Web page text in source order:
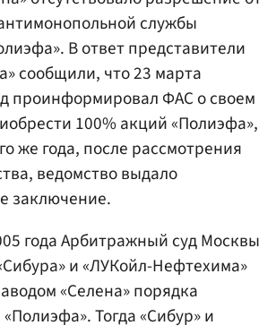
службы
В ответ представители
сообщили, что 23 марта
проинформировал ФАС о своем
100% акций «Полиэфа»,
же года, после рассмотрения
ведомство выдало
заключение.
года Арбитражный суд Москвы
и «ЛУКойл-Нефтехима»
«Селена» порядка
Тогда «Сибур» и